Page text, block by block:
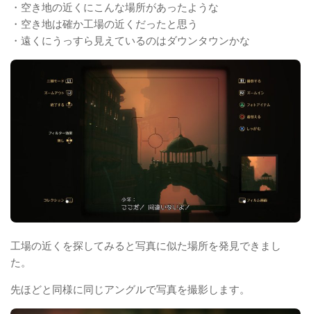
・空き地の近くにこんな場所があったような
・空き地は確か工場の近くだったと思う
・遠くにうっすら見えているのはダウンタウンかな
工場の近くを探してみると写真に似た場所を発見できまし
た。
先ほどと同様に同じアングルで写真を撮影します。